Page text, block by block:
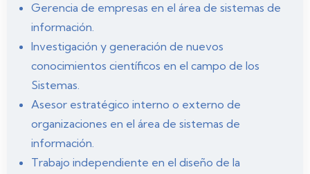
Gerencia de empresas en el área de sistemas de
información.
Investigación y generación de nuevos
conocimientos científicos en el campo de los
Sistemas.
Asesor estratégico interno o externo de
organizaciones en el área de sistemas de
información.
Trabajo independiente en el diseño de la